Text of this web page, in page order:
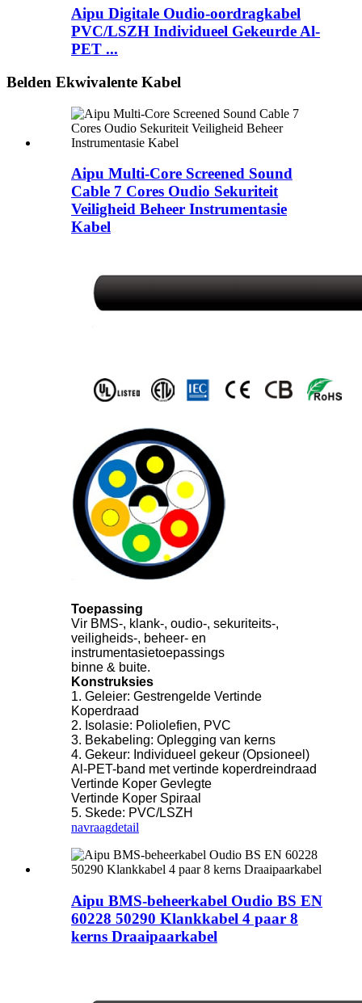
Aipu Digitale Oudio-oordragkabel
PVC/LSZH Individueel Gekeurde Al-
PET ...
Belden Ekwivalente Kabel
Aipu Multi-Core Screened Sound
Cable 7 Cores Oudio Sekuriteit
Veiligheid Beheer Instrumentasie
Kabel
Toepassing
Vir BMS-, klank-, oudio-, sekuriteits-,
veiligheids-, beheer- en
instrumentasietoepassings
binne & buite.
Konstruksies
1. Geleier: Gestrengelde Vertinde
Koperdraad
2. Isolasie: Poliolefien, PVC
3. Bekabeling: Oplegging van kerns
4. Gekeur: Individueel gekeur (Opsioneel)
Al-PET-band met vertinde koperdreindraad
Vertinde Koper Gevlegte
Vertinde Koper Spiraal
5. Skede: PVC/LSZH
navraagdetail
Aipu BMS-beheerkabel Oudio BS EN
60228 50290 Klankkabel 4 paar 8
kerns Draaipaarkabel